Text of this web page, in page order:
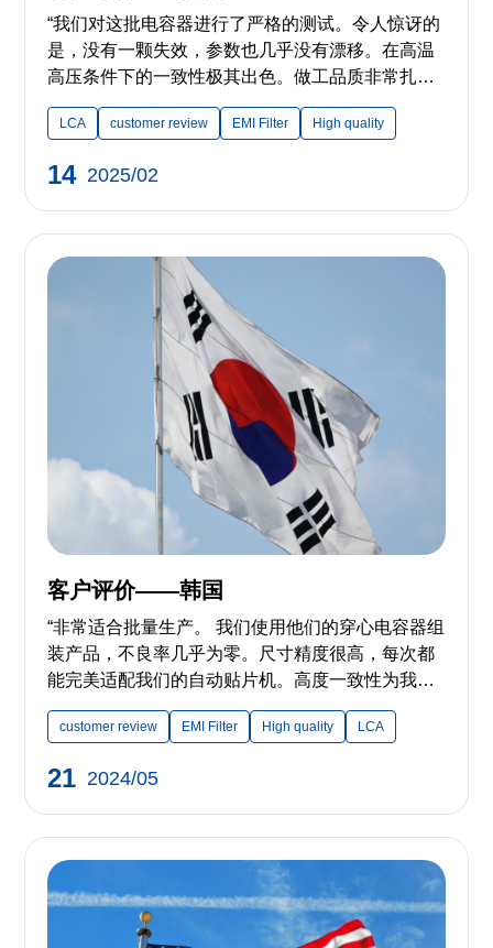
14 2025/02
“我们对这批电容器进行了严格的测试。令人惊讶的
是，没有一颗失效，参数也几乎没有漂移。在高温
高压条件下的一致性极其出色。做工品质非常扎
实。” ——来自德国的客户 “交货周期始终如一地
快。 我们下了10,000只的批量订单，他们比承诺的
进度的供应商合作，感觉非常棒。” ——来自德国的
客户 “品质始终如一...
LCA customer review EMI Filter High quality
21 2024/05
客户评价——韩国
“非常适合批量生产。 我们使用他们的穿心电容器组
装产品，不良率几乎为零。尺寸精度很高，每次都
能完美适配我们的自动贴片机。高度一致性为我们
省下了大量故障排查时间。” ——来自韩国的客户
customer review EMI Filter High quality LCA